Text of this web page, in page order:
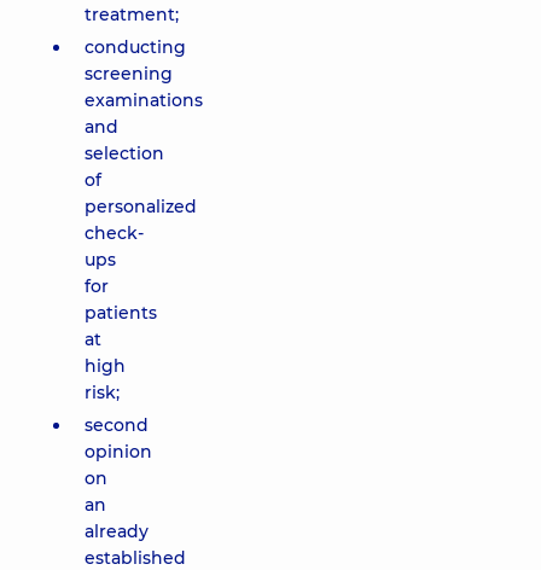
treatment;
conducting
screening
examinations
and
selection
of
personalized
check-
ups
for
patients
at
high
risk;
second
opinion
on
an
already
established